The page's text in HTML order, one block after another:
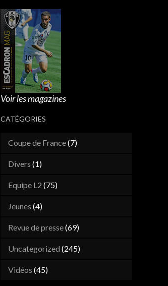
Voir les magazines
CATÉGORIES
Coupe de France(7)
Divers (1)
Equipe L2 (75)
Jeunes (4)
Revue de presse(69)
Uncategorized (245)
Vidéos (45)